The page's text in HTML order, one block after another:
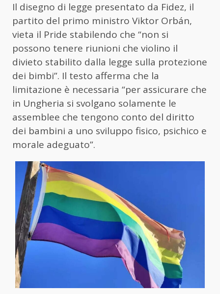
Il disegno di legge presentato da Fidez, il
partito del primo ministro Viktor Orbán,
vieta il Pride stabilendo che “non si
possono tenere riunioni che violino il
divieto stabilito dalla legge sulla protezione
dei bimbi”. Il testo afferma che la
limitazione è necessaria “per assicurare che
in Ungheria si svolgano solamente le
assemblee che tengono conto del diritto
dei bambini a uno sviluppo fisico, psichico e
morale adeguato”.